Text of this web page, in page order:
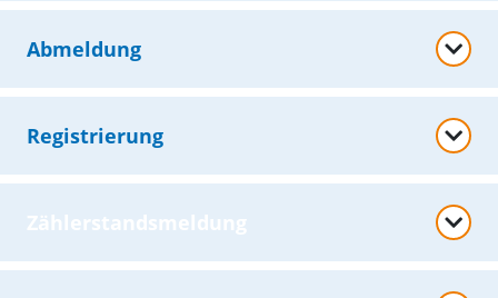
Abmeldung
Registrierung
Zählerstandsmeldung